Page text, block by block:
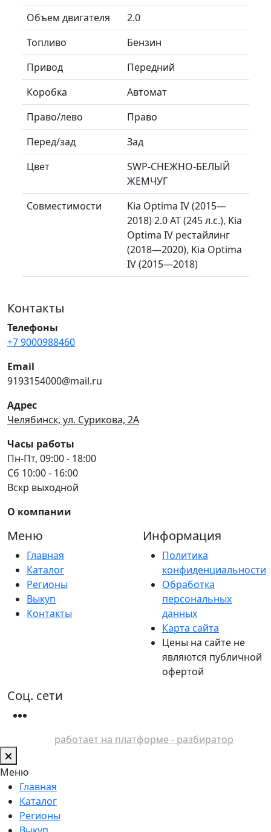
Объем двигателя
2.0
Топливо
Бензин
Привод
Передний
Коробка
Автомат
Право/лево
Право
Перед/зад
Зад
Цвет
SWP-СНЕЖНО-БЕЛЫЙ
ЖЕМЧУГ
Совместимости
Kia Optima IV (2015—
2018) 2.0 AT (245 л.с.), Kia
Optima IV рестайлинг
(2018—2020), Kia Optima
IV (2015—2018)
Контакты
Телефоны
+7 9000988460
Email
9193154000@mail.ru
Адрес
Челябинск, ул. Сурикова, 2А
Часы работы
Пн-Пт, 09:00 - 18:00
Сб 10:00 - 16:00
Вскр выходной
О компании
Меню
Главная
Каталог
Регионы
Выкуп
Контакты
Информация
Политика
конфиденциальности
Обработка
персональных
данных
Карта сайта
Цены на сайте не
являются публичной
офертой
Соц. сети
работает на платформе - разбиратор
Меню
Главная
Каталог
Регионы